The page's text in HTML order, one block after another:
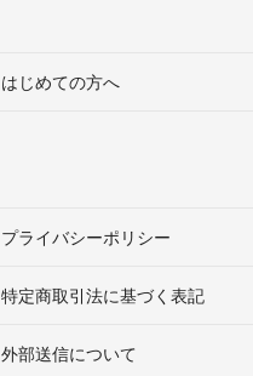
はじめての方へ
プライバシーポリシー
特定商取引法に基づく表記
外部送信について